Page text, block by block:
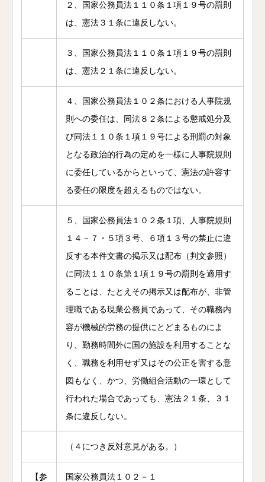
２、国家公務員法１１０条１項１９号の罰則
は、憲法３１条に違反しない。
３、国家公務員法１１０条１項１９号の罰則
は、憲法２１条に違反しない。
４、国家公務員法１０２条における人事院規
則への委任は、同法８２条による懲戒処分及
び同法１１０条１項１９号による刑罰の対象
となる政治的行為の定めを一様に人事院規則
に委任しているからといって、憲法の許容す
る委任の限度を超えるものではない。
５、国家公務員法１０２条１項、人事院規則
１４－７・５項３号、６項１３号の禁止に違
反する本件文書の掲示又は配布（判文参照）
に同法１１０条第１項１９号の罰則を適用す
ることは、たとえその掲示又は配布が、非管
理職である現業公務員であって、その職務内
容が機械的労務の提供にとどまるものによ
り、勤務時間外に国の施設を利用することな
く、職務を利用せず又はその公正を害する意
図もなく、かつ、労働組合活動の一環として
行われた場合であっても、憲法２１条、３１
条に違反しない。
（４につき反対意見がある。）
【参
国家公務員法１０２－１